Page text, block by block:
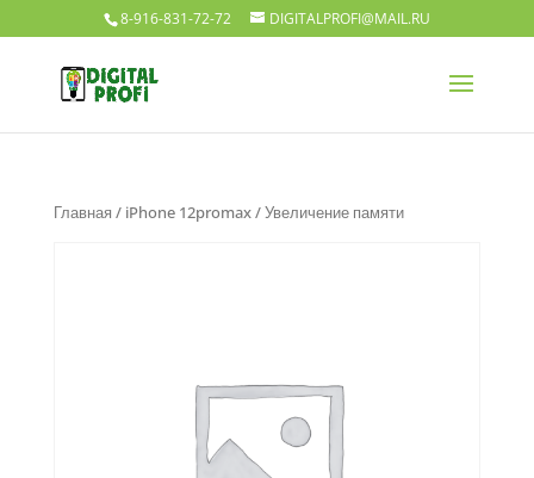
8-916-831-72-72 DIGITALPROFI@MAIL.RU
Главная / iPhone 12promax/ Увеличение памяти